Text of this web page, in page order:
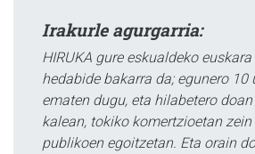
Irakurle agurgarria:
HIRUKA gure eskualdeko
hedabide bakarra da; egunero 10
ematen dugu, eta hilabetero
kalean, tokiko komertzioetan zein
publikoen egoitzetan. Eta orain